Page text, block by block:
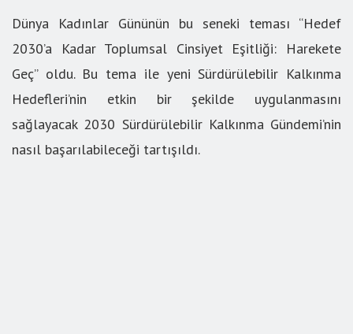
Dünya Kadınlar Gününün bu seneki teması “Hedef
2030’a Kadar Toplumsal Cinsiyet Eşitliği: Harekete
Geç” oldu. Bu tema ile yeni Sürdürülebilir Kalkınma
Hedefleri’nin etkin bir şekilde uygulanmasını
sağlayacak 2030 Sürdürülebilir Kalkınma Gündemi’nin
nasıl başarılabileceği tartışıldı.